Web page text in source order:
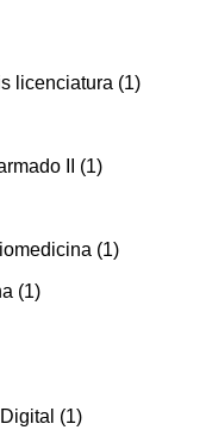
licenciatura 1
II 1
1
1
1